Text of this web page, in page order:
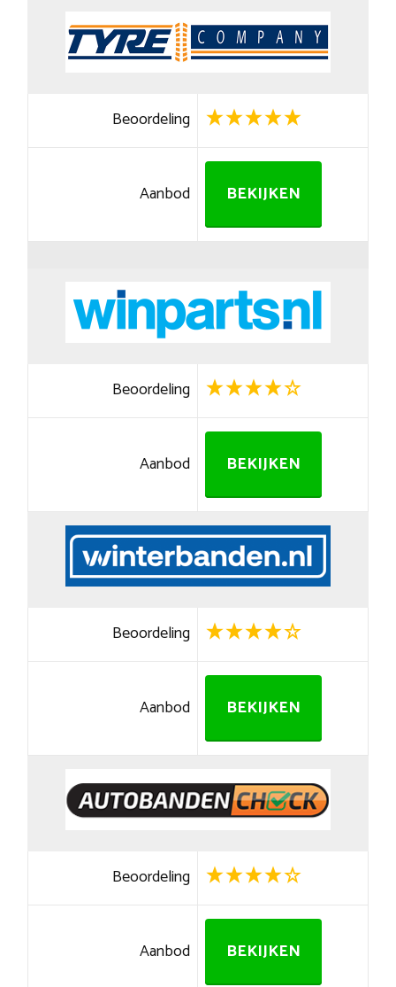
Beoordeling
Aanbod BEKIJKEN
Beoordeling
Aanbod BEKIJKEN
Beoordeling
Aanbod BEKIJKEN
Beoordeling
Aanbod BEKIJKEN